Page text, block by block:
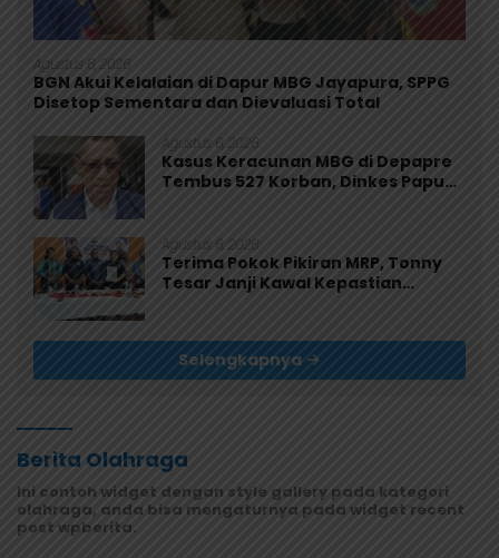
Agustus 6, 2026
BGN Akui Kelalaian di Dapur MBG Jayapura, SPPG
Disetop Sementara dan Dievaluasi Total
Agustus 6, 2026
Kasus Keracunan MBG di Depapre
Tembus 527 Korban, Dinkes Papua
Agustus 6, 2026
Terima Pokok Pikiran MRP, Tonny
Tesar Janji Kawal Kepastian
Selengkapnya
Berita Olahraga
Ini contoh widget dengan style gallery pada kategori
olahraga, anda bisa mengaturnya pada widget recent
post wpberita.